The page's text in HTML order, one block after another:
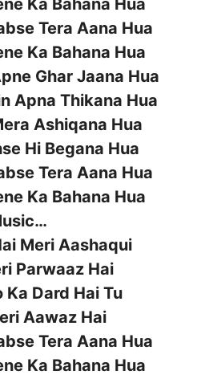
Ka Bahana Hua
Tera Aana Hua
Ka Bahana Hua
Ghar Jaana Hua
Apna Thikana Hua
Ashiqana Hua
Hi Begana Hua
Tera Aana Hua
Ka Bahana Hua
Meri Aashaqui
Parwaaz Hai
Ka Dard Hai Tu
Aawaz Hai
Tera Aana Hua
Ka Bahana Hua